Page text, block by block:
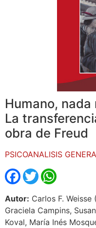
Humano,
La
obra de Freud
PSICOANALISIS
Facebook
Twitter
Autor: Carlos F.
Graciela Campins,
Koval, María Inés